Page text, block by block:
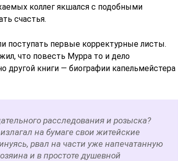
коллег якшался с подобными
счастья.
поступать первые корректурные листы.
что повесть Мурра то и дело
книги ― биографии капельмейстера
расследования и розыска?
на бумаге свои житейские
рвал на части уже напечатанную
и в простоте душевной